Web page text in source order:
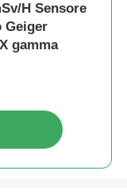
dell'aria
H Sensore
Geiger
gamma